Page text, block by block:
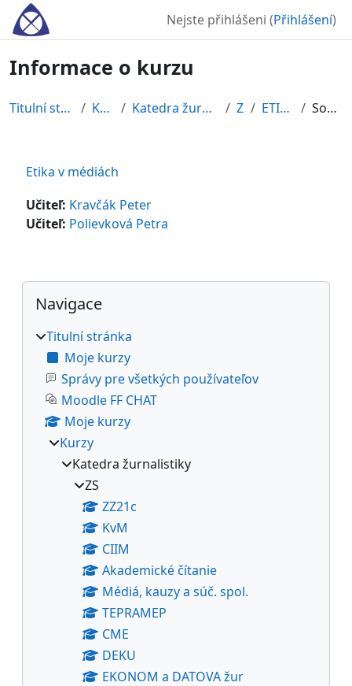
Přejít k hlavnímu obsahu
Nejste přihlášeni (Přihlášení)
Informace o kurzu
Titulní stránka Kurzy Katedra žurnalistiky ZS ETIMED Souhrn
Etika v médiách
Učiteľ: Kravčák Peter
Učiteľ: Polievková Petra
Bloky
Přeskočit: Navigace
Navigace
Titulní stránka
Moje kurzy
Správy pre všetkých používateľov
Moodle FF CHAT
Moje kurzy
Kurzy
Katedra žurnalistiky
ZS
ZZ21c
KvM
CIIM
Akademické čítanie
Médiá, kauzy a súč. spol.
TEPRAMEP
CME
DEKU
EKONOM a DATOVA žur